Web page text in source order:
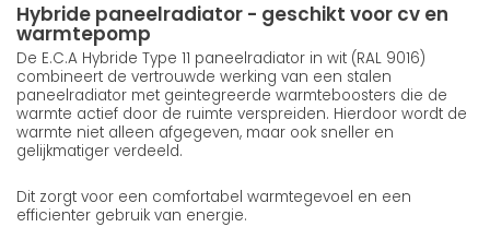
Hybride paneelradiator - geschikt voor cv en
warmtepomp
De E.C.A Hybride Type 11 paneelradiator in wit (RAL 9016)
combineert de vertrouwde werking van een stalen
paneelradiator met geintegreerde warmteboosters die de
warmte actief door de ruimte verspreiden. Hierdoor wordt de
warmte niet alleen afgegeven, maar ook sneller en
gelijkmatiger verdeeld.
Dit zorgt voor een comfortabel warmtegevoel en een
efficienter gebruik van energie.